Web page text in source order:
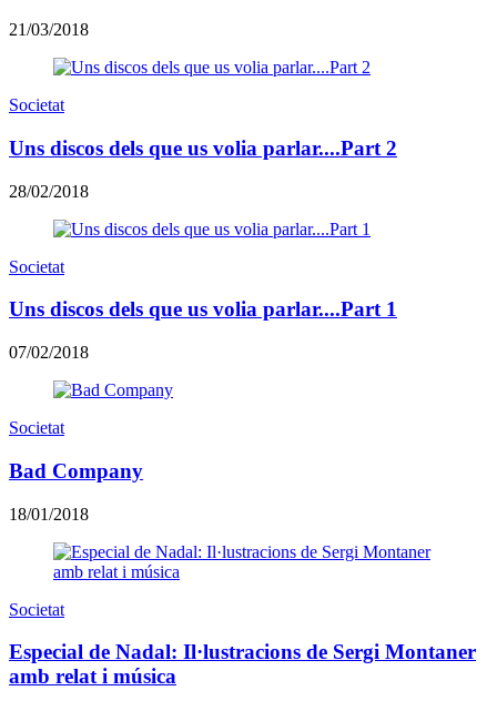
21/03/2018
Societat
Uns discos dels que us volia parlar....Part 2
28/02/2018
Societat
Uns discos dels que us volia parlar....Part 1
07/02/2018
Societat
Bad Company
18/01/2018
Societat
Especial de Nadal: Il·lustracions de Sergi Montaner
amb relat i música